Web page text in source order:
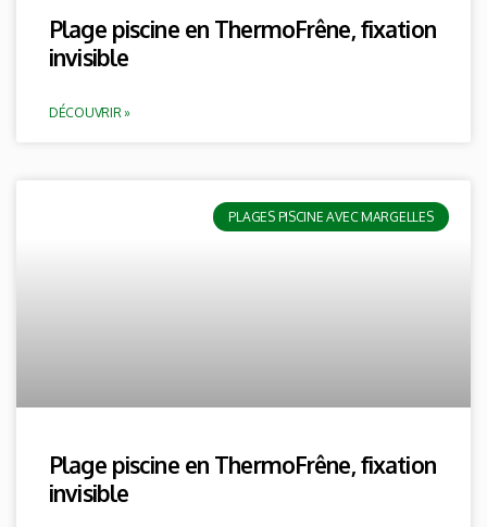
Plage piscine en ThermoFrêne, fixation
invisible
DÉCOUVRIR »
PLAGES PISCINE AVEC MARGELLES
Plage piscine en ThermoFrêne, fixation
invisible